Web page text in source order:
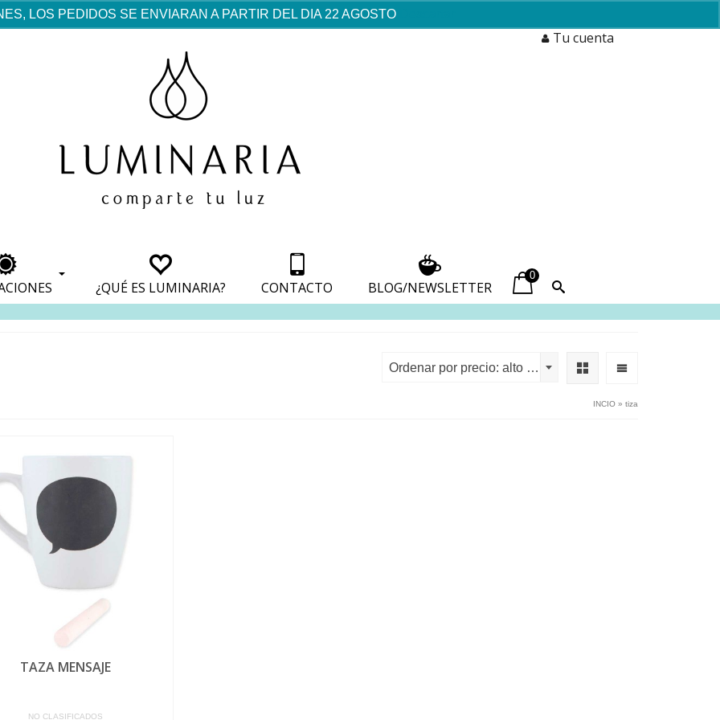
LOS PEDIDOS SE ENVIARAN A PARTIR DEL DIA 22 AGOSTO
Tu cuenta
avec une analyse de son
¿QUÉ ES LUMINARIA? CONTACTO BLOG/NEWSLETTER
0
Ordenar por precio: alto a bajo
INCIO » tiza
TAZA MENSAJE
NO CLASIFICADOS